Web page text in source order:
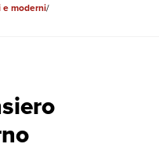
e moderni
| Libri antichi e moderni